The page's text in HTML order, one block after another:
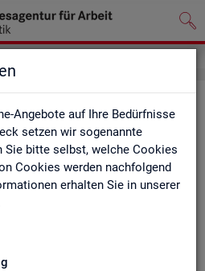
Angebote auf Ihre Bedürfnisse
setzen wir sogenannte
Sie bitte selbst, welche Cookies
Cookies werden nachfolgend
erhalten Sie in unserer
der so­zi­al­ver­si­che­
nach
- Deutsch­
und Ge­mein­den
und ent­hal­ten In­for­ma­tio­nen
Ge­schlecht, Äl­te­re, Aus­